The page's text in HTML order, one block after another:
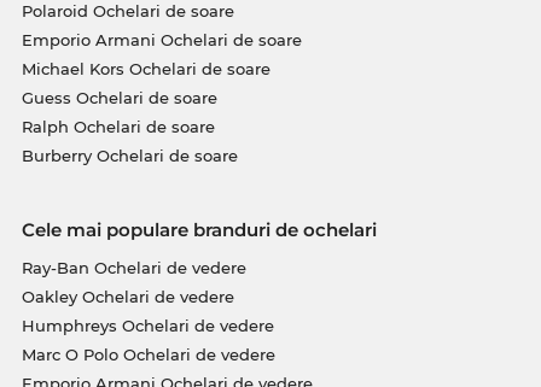
Polaroid Ochelari de soare
Emporio Armani Ochelari de soare
Michael Kors Ochelari de soare
Guess Ochelari de soare
Ralph Ochelari de soare
Burberry Ochelari de soare
Cele mai populare branduri de ochelari
Ray-Ban Ochelari de vedere
Oakley Ochelari de vedere
Humphreys Ochelari de vedere
Marc O Polo Ochelari de vedere